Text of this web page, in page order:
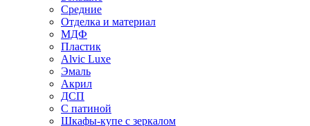
Средние
Отделка и материал
МДФ
Пластик
Alvic Luxe
Эмаль
Акрил
ДСП
С патиной
Шкафы-купе с зеркалом